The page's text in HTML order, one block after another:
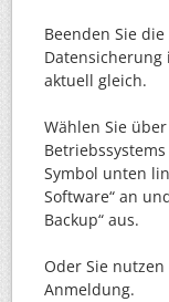
Beenden Sie
aktuell gleich.
Wählen Sie
Symbol unten
Software“ an
Backup“ aus.
Oder Sie
Anmeldung.